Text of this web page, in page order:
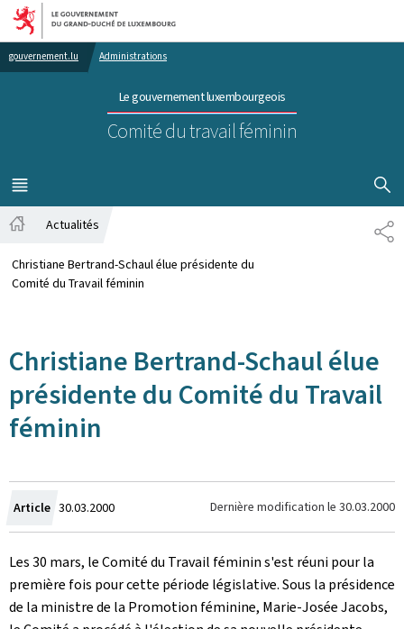
Aller au menu principal
Aller au contenu
gouvernement.lu Administrations
Le gouvernement luxembourgeois
Comité du travail féminin
MENU
PRINCIPAL
Actualités
Christiane Bertrand-Schaul élue présidente du
Comité du Travail féminin
Christiane Bertrand-Schaul élue
présidente du Comité du Travail
féminin
Article Crée
le
30.03.2000 Dernière modification le 30.03.2000
Les 30 mars, le Comité du Travail féminin s'est réuni pour la
première fois pour cette période législative. Sous la présidence
de la ministre de la Promotion féminine, Marie-Josée Jacobs,